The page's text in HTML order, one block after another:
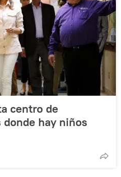
centro de
donde hay niños